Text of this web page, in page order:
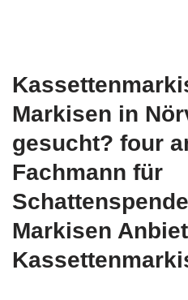
Markisen in
gesucht? four
Fachmann für
Markisen